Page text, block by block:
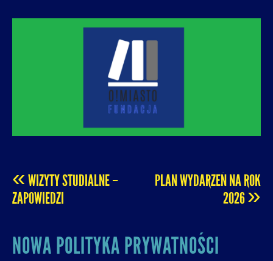
URBANIZACJI – PROMUJEMY I WSPIERAMY
ROZWÓJ MIAST I MIEJSKICH WSPÓLNOT.
O! MIASTO
POST
«WIZYTY STUDIALNE –
ZAPOWIEDZI
PLAN WYDARZEŃ NA ROK
2026»
NOWA POLITYKA PRYWATNOŚCI